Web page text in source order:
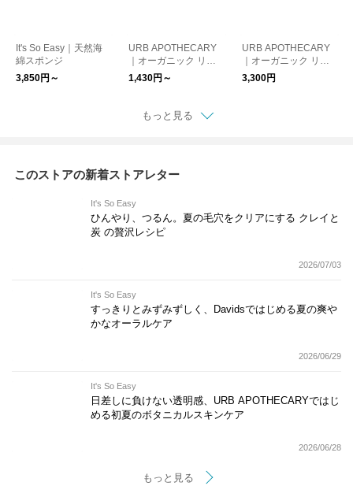
It's So Easy｜天然海
綿スポンジ
3,850円～
URB APOTHECARY
｜オーガニック リッ
プバーム
1,430円～
URB APOTHECARY
｜オーガニック リッ
プ＆チークバーム
3,300円
もっと見る
このストアの新着ストアレター
It's So Easy
ひんやり、つるん。夏の毛穴をクリアにする クレイと
炭 の贅沢レシピ
2026/07/03
It's So Easy
すっきりとみずみずしく、Davidsではじめる夏の爽や
かなオーラルケア
2026/06/29
It's So Easy
日差しに負けない透明感、URB APOTHECARYではじ
める初夏のボタニカルスキンケア
2026/06/28
もっと見る